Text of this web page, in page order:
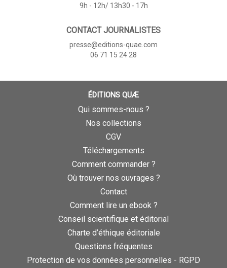
9h - 12h/ 13h30 - 17h
CONTACT JOURNALISTES
presse@editions-quae.com
06 71 15 24 28
ÉDITIONS QUÆ
Qui sommes-nous ?
Nos collections
CGV
Téléchargements
Comment commander ?
Où trouver nos ouvrages ?
Contact
Comment lire un ebook ?
Conseil scientifique et éditorial
Charte d’éthique éditoriale
Questions fréquentes
Protection de vos données personnelles - RGPD